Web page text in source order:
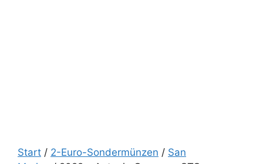
Start / 2-Euro-Sondermünzen / San